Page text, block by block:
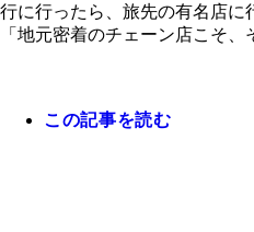
行に行ったら、旅先の有名店に
「地元密着のチェーン店こそ、
この記事を読む